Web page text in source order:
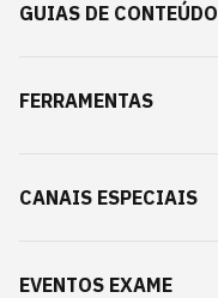
GUIAS DE CONTEÚDO
FERRAMENTAS
CANAIS ESPECIAIS
EVENTOS EXAME